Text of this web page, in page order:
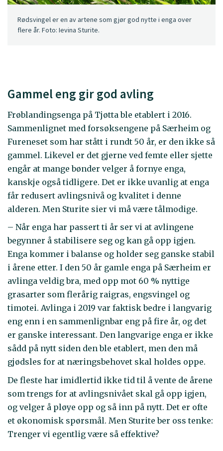
Rødsvingel er en av artene som gjør god nytte i enga over
flere år. Foto: Ievina Sturite.
Gammel eng gir god avling
Frøblandingsenga på Tjøtta ble etablert i 2016.
Sammenlignet med forsøksengene på Særheim og
Fureneset som har stått i rundt 50 år, er den ikke så
gammel. Likevel er det gjerne ved femte eller sjette
engår at mange bønder velger å fornye enga,
kanskje også tidligere. Det er ikke uvanlig at enga
får redusert avlingsnivå og kvalitet i denne
alderen. Men Sturite sier vi må være tålmodige.
– Når enga har passert ti år ser vi at avlingene
begynner å stabilisere seg og kan gå opp igjen.
Enga kommer i balanse og holder seg ganske stabil
i årene etter. I den 50 år gamle enga på Særheim er
avlinga veldig bra, med opp mot 60 % nyttige
grasarter som flerårig raigras, engsvingel og
timotei. Avlinga i 2019 var faktisk bedre i langvarig
eng enn i en sammenlignbar eng på fire år, og det
er ganske interessant. Den langvarige enga er ikke
sådd på nytt siden den ble etablert, men den må
gjødsles for at næringsbehovet skal holdes oppe.
De fleste har imidlertid ikke tid til å vente de årene
som trengs for at avlingsnivået skal gå opp igjen,
og velger å pløye opp og så inn på nytt. Det er ofte
et økonomisk spørsmål. Men Sturite ber oss tenke:
Trenger vi egentlig være så effektive?